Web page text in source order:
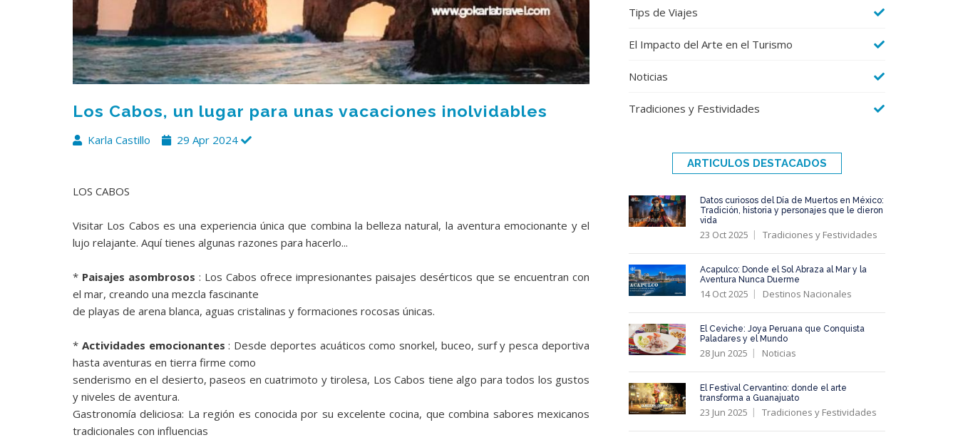
Los Cabos, un lugar para unas vacaciones inolvidables
Karla Castillo 29 Apr 2024
LOS CABOS
Visitar Los Cabos es una experiencia única que combina la belleza natural, la aventura emocionante y el
lujo relajante. Aquí tienes algunas razones para hacerlo...
* Paisajes asombrosos : Los Cabos ofrece impresionantes paisajes desérticos que se encuentran con
el mar, creando una mezcla fascinante
de playas de arena blanca, aguas cristalinas y formaciones rocosas únicas.
* Actividades emocionantes: Desde deportes acuáticos como snorkel, buceo, surf y pesca deportiva
hasta aventuras en tierra firme como
senderismo en el desierto, paseos en cuatrimoto y tirolesa, Los Cabos tiene algo para todos los gustos
y niveles de aventura.
Gastronomía deliciosa: La región es conocida por su excelente cocina, que combina sabores mexicanos
tradicionales con influencias
Tips de Viajes
El Impacto del Arte en el Turismo
Noticias
Tradiciones y Festividades
ARTICULOS DESTACADOS
Datos curiosos del Día de Muertos en México:
Tradición, historia y personajes que le dieron
vida
23 Oct 2025 Tradiciones y Festividades
Acapulco: Donde el Sol Abraza al Mar y la
Aventura Nunca Duerme
14 Oct 2025 Destinos Nacionales
El Ceviche: Joya Peruana que Conquista
Paladares y el Mundo
28 Jun 2025 Noticias
El Festival Cervantino: donde el arte
transforma a Guanajuato
23 Jun 2025 Tradiciones y Festividades